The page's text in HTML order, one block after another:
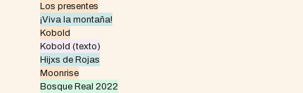
Los presentes
¡Viva la montaña!
Kobold
Kobold (texto)
Hijxs de Rojas
Moonrise
Bosque Real 2022